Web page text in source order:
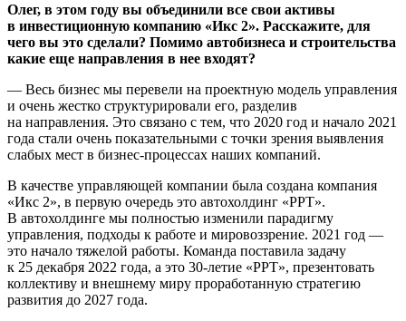
Олег, в этом году вы объединили все свои активы
в инвестиционную компанию «Икс 2». Расскажите, для
чего вы это сделали? Помимо автобизнеса и строительства
какие еще направления в нее входят?
— Весь бизнес мы перевели на проектную модель управления
и очень жестко структурировали его, разделив
на направления. Это связано с тем, что 2020 год и начало 2021
года стали очень показательными с точки зрения выявления
слабых мест в бизнес-процессах наших компаний.
В качестве управляющей компании была создана компания
«Икс 2», в первую очередь это автохолдинг «РРТ».
В автохолдинге мы полностью изменили парадигму
управления, подходы к работе и мировоззрение. 2021 год —
это начало тяжелой работы. Команда поставила задачу
к 25 декабря 2022 года, а это 30-летие «РРТ», презентовать
коллективу и внешнему миру проработанную стратегию
развития до 2027 года.